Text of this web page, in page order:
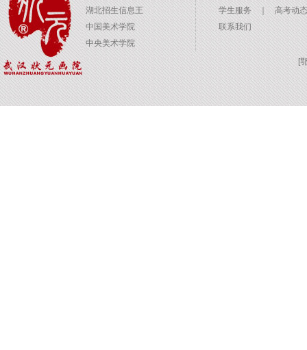
湖北招生信息王
中国美术学院
中央美术学院
学生服务 ｜ 高考动态
联系我们
[